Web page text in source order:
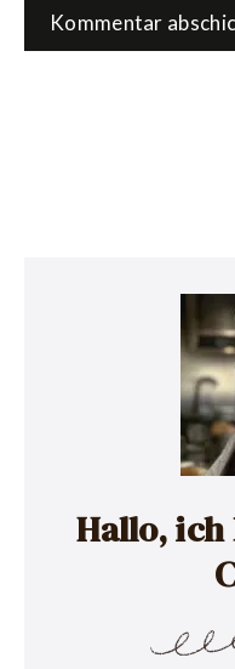
Hallo, ich